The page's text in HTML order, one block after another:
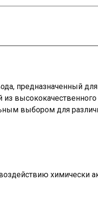
предназначенный для
высококачественного
выбором для
химически